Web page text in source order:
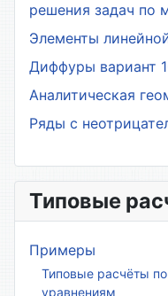
решения задач по
Элементы
Диффуры вариант
Аналитическая
Ряды с
Типовые
Примеры
Типовые расчёты
уравнениям